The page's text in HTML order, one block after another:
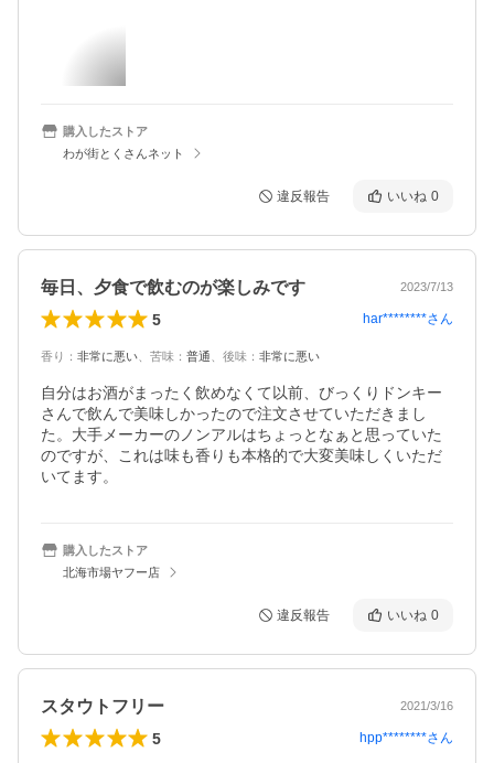
購入したストア
わが街とくさんネット
違反報告 いいね 0
毎日、夕食で飲むのが楽しみです 2023/7/13
5 har********さん
香り ： 非常に悪い 苦味 ： 普通 後味 ： 非常に悪い
自分はお酒がまったく飲めなくて以前、びっくりドンキー
さんで飲んで美味しかったので注文させていただきまし
た。大手メーカーのノンアルはちょっとなぁと思っていた
のですが、これは味も香りも本格的で大変美味しくいただ
いてます。
購入したストア
北海市場ヤフー店
違反報告 いいね 0
スタウトフリー 2021/3/16
5 hpp********さん